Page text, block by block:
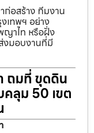
าก่อสร้าง ทีมงาน
เทพฯ อย่าง
ญาไท หรือฝั่ง
งมอบงานที่มี
ถมที่ ขุดดิน
ลุม 50 เขต